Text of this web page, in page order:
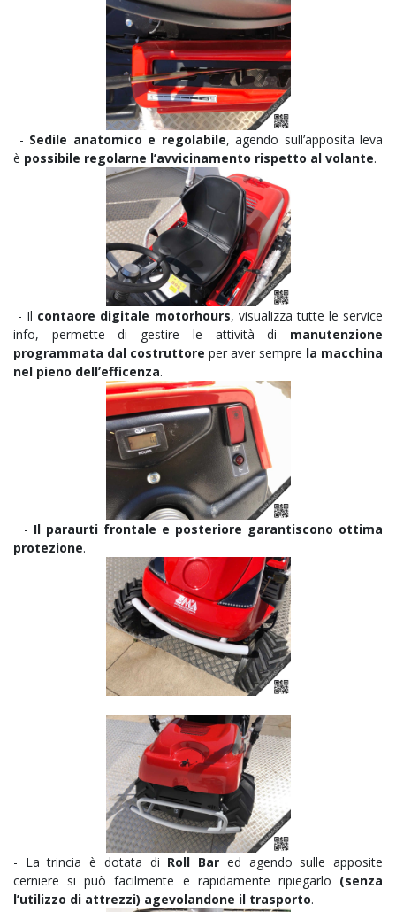
- Sedile anatomico e regolabile, agendo sull’apposita leva
è possibile regolarne l’avvicinamento rispetto al volante.
- Il contaore digitale motorhours, visualizza tutte le service
info, permette di gestire le attività di manutenzione
programmata dal costruttore per aver sempre la macchina
nel pieno dell’efficenza.
- Il paraurti frontale e posteriore garantiscono ottima
protezione.
- La trincia è dotata di Roll Bar ed agendo sulle apposite
cerniere si può facilmente e rapidamente ripiegarlo (senza
l’utilizzo di attrezzi) agevolandone il trasporto.